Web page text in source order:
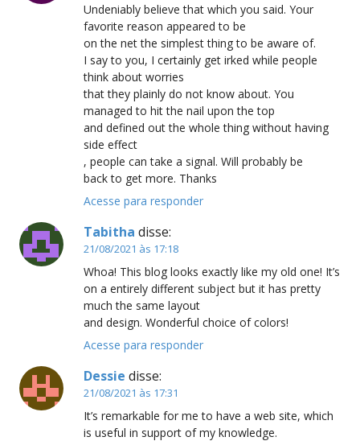
Undeniably believe that which you said. Your
favorite reason appeared to be
on the net the simplest thing to be aware of.
I say to you, I certainly get irked while people
think about worries
that they plainly do not know about. You
managed to hit the nail upon the top
and defined out the whole thing without having
side effect
, people can take a signal. Will probably be
back to get more. Thanks
Acesse para responder
Tabitha disse:
21/08/2021 às 17:18
Whoa! This blog looks exactly like my old one! It’s
on a entirely different subject but it has pretty
much the same layout
and design. Wonderful choice of colors!
Acesse para responder
Dessie disse:
21/08/2021 às 17:31
It’s remarkable for me to have a web site, which
is useful in support of my knowledge.